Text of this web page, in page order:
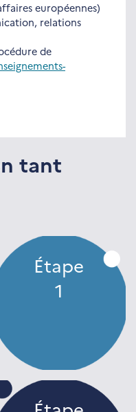
européennes)
relations
de
tant
Étape
1